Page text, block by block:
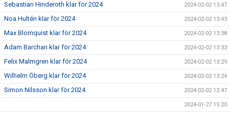
Sebastian Hinderoth klar för 2024 2024-02-02 13:47
Noa Hultén klar för 2024 2024-02-02 13:43
Max Blomquist klar för 2024 2024-02-02 13:38
Adam Barchan klar för 2024 2024-02-02 13:33
Felix Malmgren klar för 2024 2024-02-02 13:29
Wilhelm Öberg klar för 2024 2024-02-02 13:24
Simon Nilsson klar för 2024 2024-02-02 12:47
2024-01-27 15:20